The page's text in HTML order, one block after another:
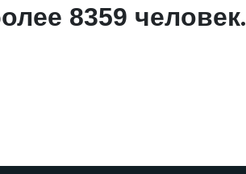
8359 человек.